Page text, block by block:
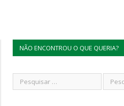
NÃO ENCONTROU O QUE QUERIA?